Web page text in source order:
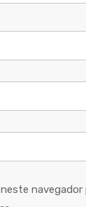
navegador